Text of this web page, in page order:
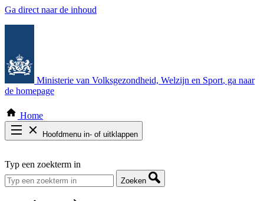
Ga direct naar de inhoud
Ministerie van Volksgezondheid, Welzijn en Sport, ga naar
de homepage
Home
Hoofdmenu in- of uitklappen
Thema COVID-19
Bekijk per bestuursorgaan
Typ een zoekterm in
Zoeken